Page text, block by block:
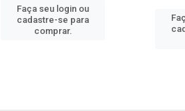
Faça seu login ou
cadastre-se para
comprar.